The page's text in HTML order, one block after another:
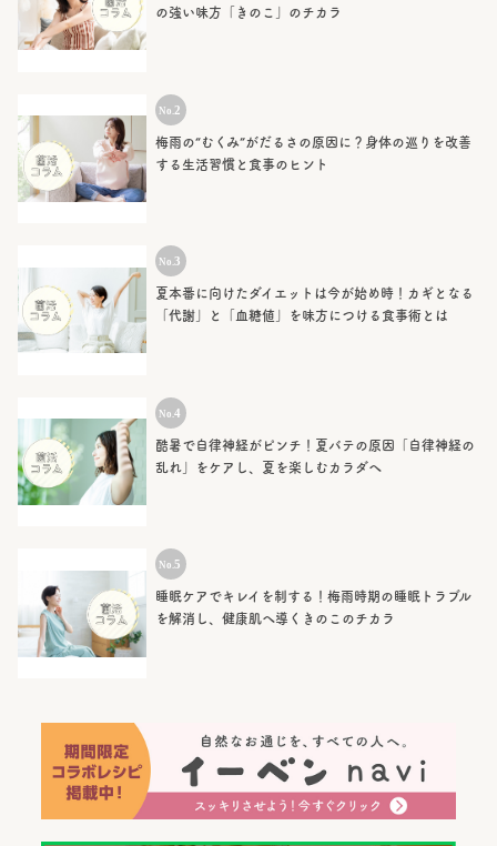
の強い味方「きのこ」のチカラ
梅雨の“むくみ”がだるさの原因に？身体の巡りを改善
する生活習慣と食事のヒント
夏本番に向けたダイエットは今が始め時！カギとなる
「代謝」と「血糖値」を味方につける食事術とは
酷暑で自律神経がピンチ！夏バテの原因「自律神経の
乱れ」をケアし、夏を楽しむカラダへ
睡眠ケアでキレイを制する！梅雨時期の睡眠トラブル
を解消し、健康肌へ導くきのこのチカラ